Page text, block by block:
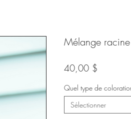
Mélange
40,00 $
Quel type de
Sélectionner